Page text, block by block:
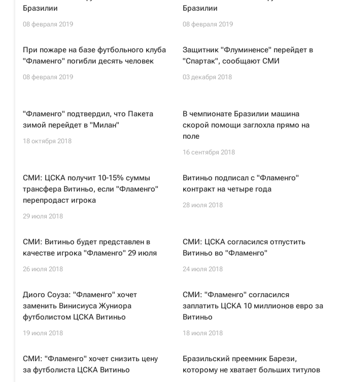
Бразилии
08 февраля 2019
Бразилии
08 февраля 2019
При пожаре на базе футбольного клуба
"Фламенго" погибли десять человек
08 февраля 2019
Защитник "Флуминенсе" перейдет в
"Спартак", сообщают СМИ
03 декабря 2018
"Фламенго" подтвердил, что Пакета
зимой перейдет в "Милан"
18 октября 2018
В чемпионате Бразилии машина
скорой помощи заглохла прямо на
поле
16 сентября 2018
СМИ: ЦСКА получит 10-15% суммы
трансфера Витиньо, если "Фламенго"
перепродаст игрока
29 июля 2018
Витиньо подписал с "Фламенго"
контракт на четыре года
28 июля 2018
СМИ: Витиньо будет представлен в
качестве игрока "Фламенго" 29 июля
26 июля 2018
СМИ: ЦСКА согласился отпустить
Витиньо во "Фламенго"
24 июля 2018
Диого Соуза: "Фламенго" хочет
заменить Винисиуса Жуниора
футболистом ЦСКА Витиньо
19 июля 2018
СМИ: "Фламенго" согласился
заплатить ЦСКА 10 миллионов евро за
Витиньо
18 июля 2018
СМИ: "Фламенго" хочет снизить цену
за футболиста ЦСКА Витиньо
Бразильский преемник Барези,
которому не хватает больших титулов